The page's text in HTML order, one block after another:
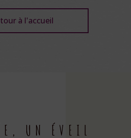
à l'accueil
UN ÉVEIL